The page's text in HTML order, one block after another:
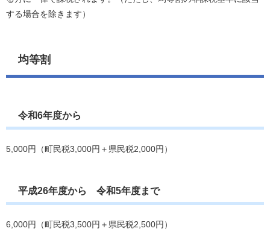
する場合を除きます）
均等割
令和6年度から
5,000円（町民税3,000円＋県民税2,000円）
平成26年度から 令和5年度まで
6,000円（町民税3,500円＋県民税2,500円）